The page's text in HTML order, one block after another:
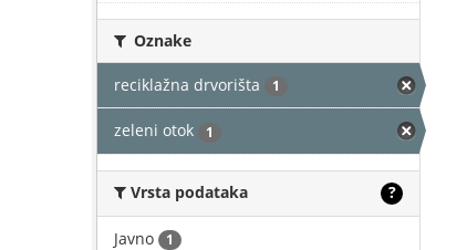
Oznake
reciklažna drvorišta 1
zeleni otok 1
Vrsta podataka ?
Javno 1